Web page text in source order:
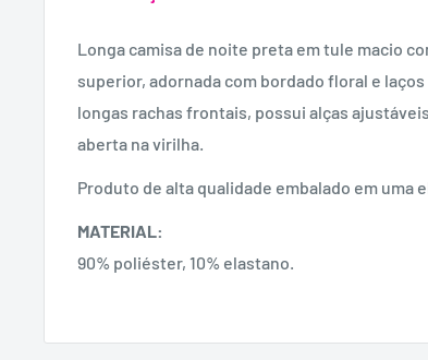
Longa camisa de noite preta em tule macio
superior, adornada com bordado floral e
longas rachas frontais, possui alças
aberta na virilha.
Produto de alta qualidade embalado em uma
MATERIAL:
90% poliéster, 10% elastano.